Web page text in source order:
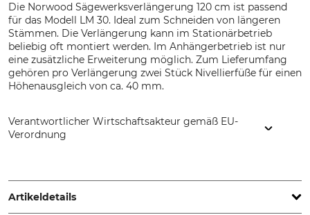
Die Norwood Sägewerksverlängerung 120 cm ist passend
für das Modell LM 30. Ideal zum Schneiden von längeren
Stämmen. Die Verlängerung kann im Stationärbetrieb
beliebig oft montiert werden. Im Anhängerbetrieb ist nur
eine zusätzliche Erweiterung möglich. Zum Lieferumfang
gehören pro Verlängerung zwei Stück Nivellierfüße für einen
Höhenausgleich von ca. 40 mm.
Verantwortlicher Wirtschaftsakteur gemäß EU-
Verordnung
www.grube.de
Artikeldetails